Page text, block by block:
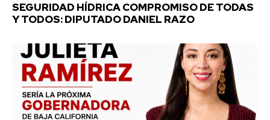
SEGURIDAD HÍDRICA COMPROMISO DE TODAS
Y TODOS: DIPUTADO DANIEL RAZO